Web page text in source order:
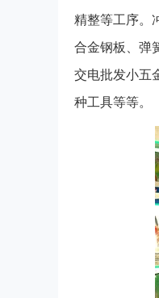
精整等工序。
合金钢板、弹
交电批发小五
种工具等等。